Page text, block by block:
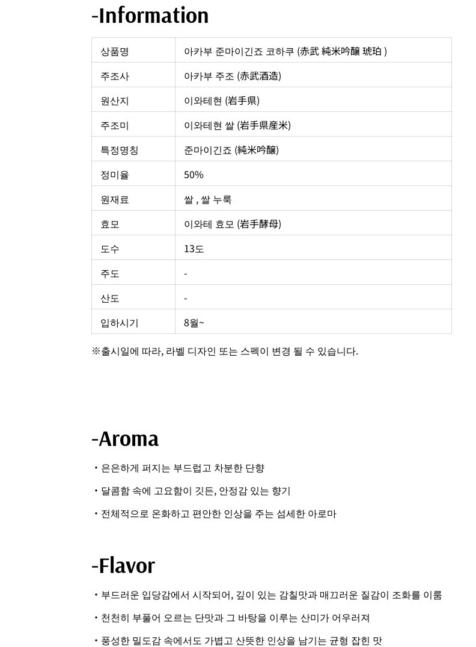
-Information
상품명
아카부 준마이긴죠 코하쿠 (赤武 純米吟醸 琥珀 )
주조사
아카부 주조 (赤武酒造)
원산지
이와테현 (岩手県)
주조미
이와테현 쌀 (岩手県産米)
특정명칭
준마이긴죠 (純米吟醸)
정미율
50%
원재료
쌀 , 쌀 누룩
효모
이와테 효모 (岩手酵母)
도수
13도
주도
-
산도
-
입하시기
8월~
※출시일에 따라, 라벨 디자인 또는 스펙이 변경 될 수 있습니다.
-Aroma
・은은하게 퍼지는 부드럽고 차분한 단향
・달콤함 속에 고요함이 깃든, 안정감 있는 향기
・전체적으로 온화하고 편안한 인상을 주는 섬세한 아로마
-Flavor
・부드러운 입당감에서 시작되어, 깊이 있는 감칠맛과 매끄러운 질감이 조화를 이룸
・천천히 부풀어 오르는 단맛과 그 바탕을 이루는 산미가 어우러져
・풍성한 밀도감 속에서도 가볍고 산뜻한 인상을 남기는 균형 잡힌 맛